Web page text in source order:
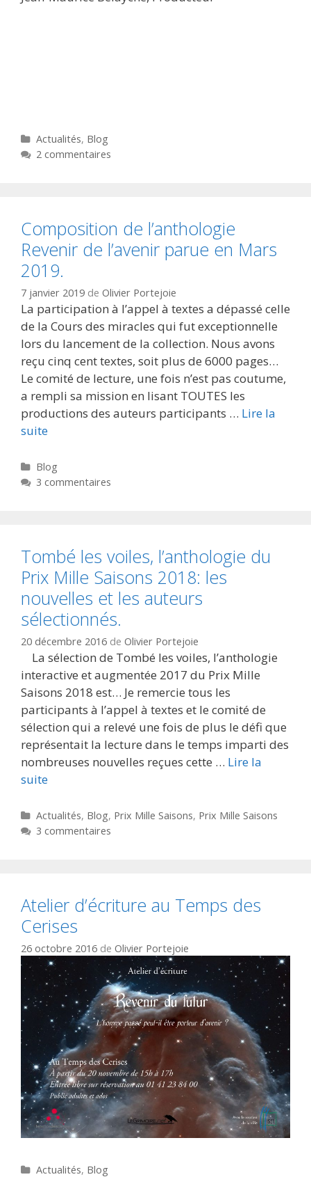
Catégories
Actualités, Blog
2 commentaires
Composition de l’anthologie
Revenir de l’avenir parue en Mars
2019.
7 janvier 2019 de Olivier Portejoie
La participation à l’appel à textes a dépassé celle
de la Cours des miracles qui fut exceptionnelle
lors du lancement de la collection. Nous avons
reçu cinq cent textes, soit plus de 6000 pages…
Le comité de lecture, une fois n’est pas coutume,
a rempli sa mission en lisant TOUTES les
productions des auteurs participants … Lire la
suite
Catégories
Blog
3 commentaires
Tombé les voiles, l’anthologie du
Prix Mille Saisons 2018: les
nouvelles et les auteurs
sélectionnés.
20 décembre 2016 de Olivier Portejoie
La sélection de Tombé les voiles, l’anthologie
interactive et augmentée 2017 du Prix Mille
Saisons 2018 est… Je remercie tous les
participants à l’appel à textes et le comité de
sélection qui a relevé une fois de plus le défi que
représentait la lecture dans le temps imparti des
nombreuses nouvelles reçues cette … Lire la
suite
Catégories
Actualités, Blog, Prix Mille Saisons, Prix Mille Saisons
3 commentaires
Atelier d’écriture au Temps des
Cerises
26 octobre 2016 de Olivier Portejoie
Catégories
Actualités, Blog